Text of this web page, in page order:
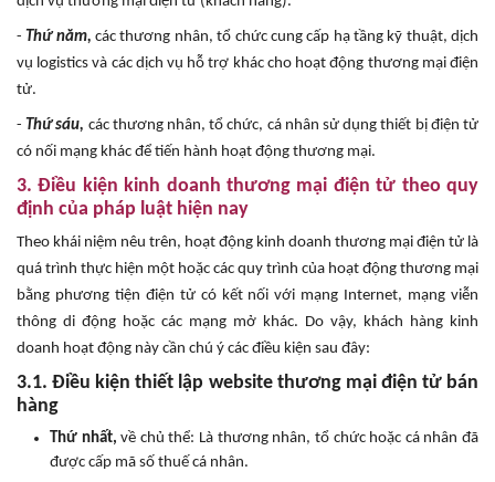
- Thứ năm, các thương nhân, tổ chức cung cấp hạ tầng kỹ thuật, dịch
vụ logistics và các dịch vụ hỗ trợ khác cho hoạt động thương mại điện
tử.
- Thứ sáu, các thương nhân, tổ chức, cá nhân sử dụng thiết bị điện tử
có nối mạng khác để tiến hành hoạt động thương mại.
3. Điều kiện kinh doanh thương mại điện tử theo quy
định của pháp luật hiện nay
Theo khái niệm nêu trên, hoạt động kinh doanh thương mại điện tử là
quá trình thực hiện một hoặc các quy trình của hoạt động thương mại
bằng phương tiện điện tử có kết nối với mạng Internet, mạng viễn
thông di động hoặc các mạng mở khác. Do vậy, khách hàng kinh
doanh hoạt động này cần chú ý các điều kiện sau đây:
3.1. Điều kiện thiết lập website thương mại điện tử bán
hàng
Thứ nhất, về chủ thể: Là thương nhân, tổ chức hoặc cá nhân đã
được cấp mã số thuế cá nhân.